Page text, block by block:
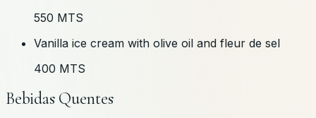
550 MTS
Vanilla ice cream with olive oil and fleur de sel
400 MTS
Bebidas Quentes